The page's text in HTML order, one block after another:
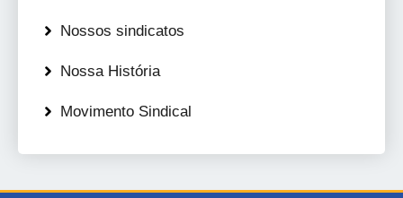
Nossos sindicatos
Nossa História
Movimento Sindical